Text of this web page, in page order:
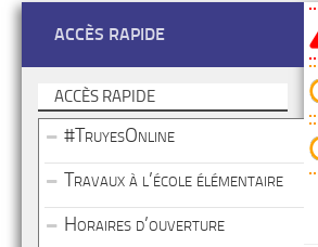
ACCÈS RAPIDE
ACCÈS RAPIDE
#TruyesOnline
Travaux à l’école élémentaire
Horaires d’ouverture